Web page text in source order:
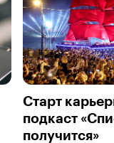
Старт
подкаст
получится»